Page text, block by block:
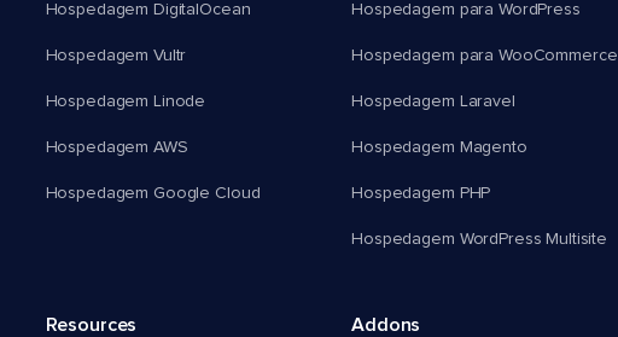
Hospedagem DigitalOcean
Hospedagem Vultr
Hospedagem Linode
Hospedagem AWS
Hospedagem Google Cloud
Hospedagem para WordPress
Hospedagem para WooCommerce
Hospedagem Laravel
Hospedagem Magento
Hospedagem PHP
Hospedagem WordPress Multisite
Resources Addons